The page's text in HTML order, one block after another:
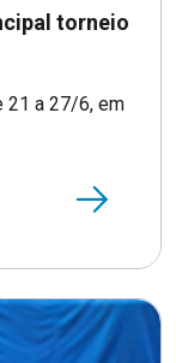
torneio
21 a 27/6, em